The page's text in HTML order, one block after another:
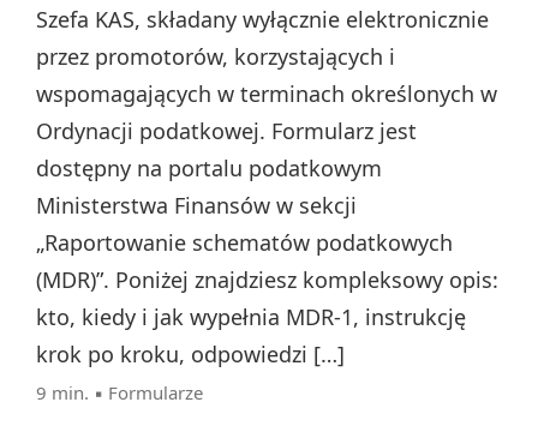
Szefa KAS, składany wyłącznie elektronicznie
przez promotorów, korzystających i
wspomagających w terminach określonych w
Ordynacji podatkowej. Formularz jest
dostępny na portalu podatkowym
Ministerstwa Finansów w sekcji
„Raportowanie schematów podatkowych
(MDR)”. Poniżej znajdziesz kompleksowy opis:
kto, kiedy i jak wypełnia MDR‑1, instrukcję
krok po kroku, odpowiedzi […]
9 min. ▪ Formularze